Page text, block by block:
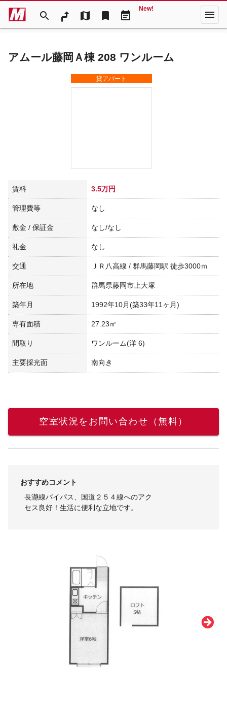
search map bookmark event_note
New! menu
アムール藤岡Ａ棟 208 ワンルーム
貸アパート
賃料 3.5万円
管理費等 なし
敷金 / 保証金 なし/なし
礼金 なし
交通 ＪＲ八高線 / 群馬藤岡駅 徒歩3000ｍ
所在地 群馬県藤岡市上大塚
築年月 1992年10月(築33年11ヶ月)
専有面積 27.23㎡
間取り ワンルーム(洋 6)
主要採光面 南向き
空室状況をお問い合わせ（無料）
おすすめコメント
長瀞線バイパス、国道２５４線へのアク
セス良好！生活に便利な立地です。